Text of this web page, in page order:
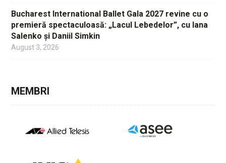
Bucharest International Ballet Gala 2027 revine cu o
premieră spectaculoasă: „Lacul Lebedelor”, cu Iana
Salenko și Daniil Simkin
August 3, 2026
MEMBRI